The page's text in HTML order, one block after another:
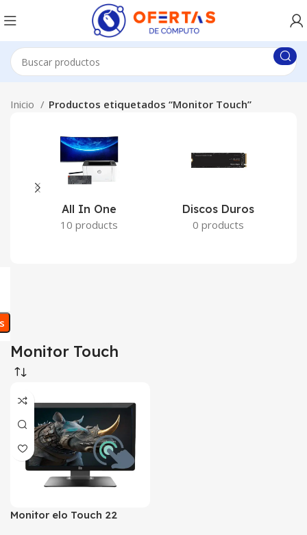
Inicio Productos etiquetados “Monitor Touch”
All In One
10 products
Discos Duros
0 products
Monitor Touch
Monitor elo Touch 22